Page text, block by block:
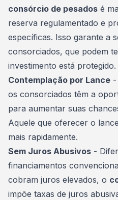
consórcio de pesados é
reserva regulamentado e
específicas. Isso garante a
consorciados, que podem
investimento está protegido.
Contemplação por Lance -
os consorciados têm a
para aumentar suas
Aquele que oferecer o
mais rapidamente.
Sem Juros Abusivos -
financiamentos
cobram juros elevados, o
impõe taxas de juros